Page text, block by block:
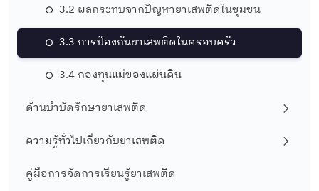
3.2 ผลกระทบจากปัญหายาเสพติดในชุมชน
3.3 การป้องกันยาเสพติดในครอบครัว
3.4 กองทุนแม่ของแผ่นดิน
ด้านบำบัดรักษายาเสพติด
ความรู้ทั่วไปเกี่ยวกับยาเสพติด
คู่มือการจัดการเรียนรู้ยาเสพติด